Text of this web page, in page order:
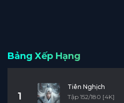
Bảng Xếp Hạng
1
Tiên Nghịch
Tập 152/180 [4K]